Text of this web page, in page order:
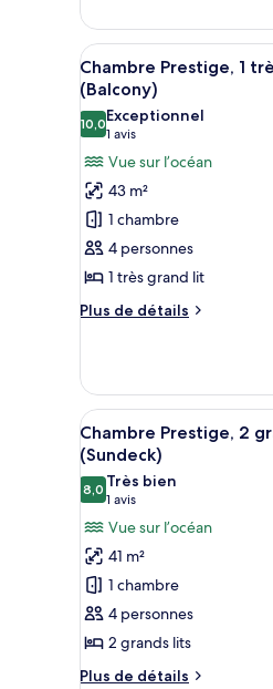
grand
lit,
au
bord
de
(Ground
floor)
1
très
grand
lit,
au
bord
de
l’océan
(Ground
floor)
Afficher
toutes
les
photos
pour
ce
type
de
chambre :
Chambre
Prestige,
grand
lit,
vue
sur
l’océan
5
Chambre Prestige, 1
(Balcony)
10,010,0 sur 10
Exceptionnel
1 avis
(1 avis)
Vue sur l’océan
43 m²
1 chambre
4 personnes
1 très grand lit
Plus de détails
Plus
Chambre
Prestige,
1
très
grand
lit,
vue
sur
l’océan
(Balcony)
Afficher
toutes
les
photos
pour
ce
type
de
chambre :
Chambre
Prestige,
8
Chambre Prestige, 2
(Sundeck)
8,08,0 sur 10
Très bien
1 avis
(1 avis)
Vue sur l’océan
41 m²
1 chambre
4 personnes
2 grands lits
Plus de détails
Plus